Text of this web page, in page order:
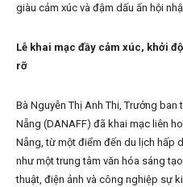
giàu cảm xúc và đậm dấu ấn hội
Lễ khai mạc đầy cảm xúc, khởi
rỡ
Bà Nguyễn Thị Anh Thi, Trưởng
Nẵng (DANAFF) đã khai mạc liên
Nẵng, từ một điểm đến du lịch hấp
như một trung tâm văn hóa sáng
thuật, điện ảnh và công nghiệp sự